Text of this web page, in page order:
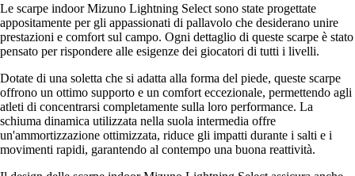
Le scarpe indoor Mizuno Lightning Select sono state progettate
appositamente per gli appassionati di pallavolo che desiderano unire
prestazioni e comfort sul campo. Ogni dettaglio di queste scarpe è stato
pensato per rispondere alle esigenze dei giocatori di tutti i livelli.
Dotate di una soletta che si adatta alla forma del piede, queste scarpe
offrono un ottimo supporto e un comfort eccezionale, permettendo agli
atleti di concentrarsi completamente sulla loro performance. La
schiuma dinamica utilizzata nella suola intermedia offre
un'ammortizzazione ottimizzata, riduce gli impatti durante i salti e i
movimenti rapidi, garantendo al contempo una buona reattività.